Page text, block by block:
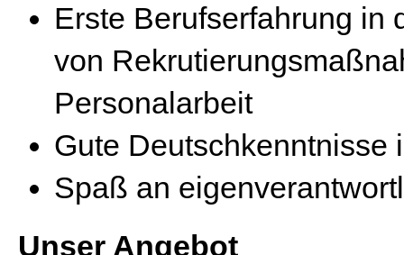
Erste Berufserfahrung in
von
Personalarbeit
Gute Deutschkenntnisse
Spaß an
Unser Angebot